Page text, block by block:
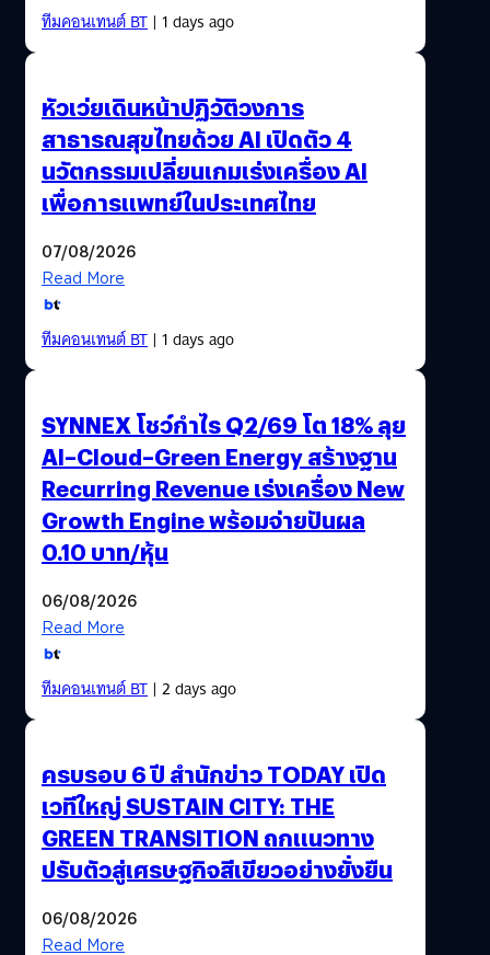
ทีมคอนเทนต์ BT| 1 days ago
หัวเว่ยเดินหน้าปฏิวัติวงการ
สาธารณสุขไทยด้วย AI เปิดตัว 4
นวัตกรรมเปลี่ยนเกมเร่งเครื่อง AI
เพื่อการแพทย์ในประเทศไทย
07/08/2026
Read More
ทีมคอนเทนต์ BT| 1 days ago
SYNNEX โชว์กำไร Q2/69 โต 18% ลุย
AI–Cloud–Green Energy สร้างฐาน
Recurring Revenue เร่งเครื่อง New
Growth Engine พร้อมจ่ายปันผล
0.10 บาท/หุ้น
06/08/2026
Read More
ทีมคอนเทนต์ BT| 2 days ago
ครบรอบ 6 ปี สำนักข่าว TODAY เปิด
เวทีใหญ่ SUSTAIN CITY: THE
GREEN TRANSITION ถกแนวทาง
ปรับตัวสู่เศรษฐกิจสีเขียวอย่างยั่งยืน
06/08/2026
Read More